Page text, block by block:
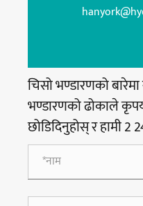
चिसो भण्डारणको
भण्डारणको ढोकाले
छोडिदिनुहोस् र हामी 2